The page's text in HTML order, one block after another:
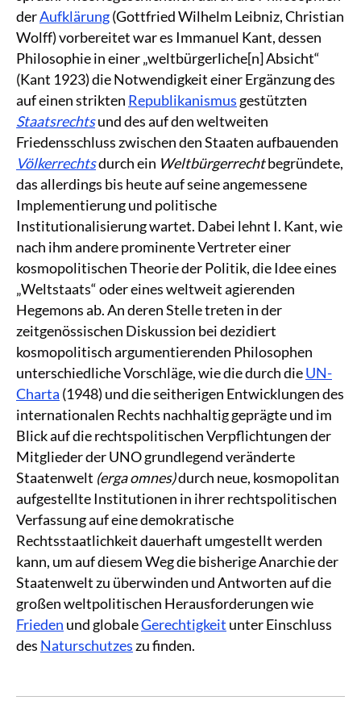
derAufklärung(Gottfried Wilhelm Leibniz, Christian
Wolff) vorbereitet war es Immanuel Kant, dessen
Philosophie in einer „weltbürgerliche[n] Absicht“
(Kant 1923) die Notwendigkeit einer Ergänzung des
auf einen strikten Republikanismus gestützten
Staatsrechtsund des auf den weltweiten
Friedensschluss zwischen den Staaten aufbauenden
Völkerrechtsdurch ein Weltbürgerrechtbegründete,
das allerdings bis heute auf seine angemessene
Implementierung und politische
Institutionalisierung wartet. Dabei lehnt I. Kant, wie
nach ihm andere prominente Vertreter einer
kosmopolitischen Theorie der Politik, die Idee eines
„Weltstaats“ oder eines weltweit agierenden
Hegemons ab. An deren Stelle treten in der
zeitgenössischen Diskussion bei dezidiert
kosmopolitisch argumentierenden Philosophen
unterschiedliche Vorschläge, wie die durch dieUN-
Charta (1948) und die seitherigen Entwicklungen des
internationalen Rechts nachhaltig geprägte und im
Blick auf die rechtspolitischen Verpflichtungen der
Mitglieder der UNO grundlegend veränderte
Staatenwelt (erga omnes)durch neue, kosmopolitan
aufgestellte Institutionen in ihrer rechtspolitischen
Verfassung auf eine demokratische
Rechtsstaatlichkeit dauerhaft umgestellt werden
kann, um auf diesem Weg die bisherige Anarchie der
Staatenwelt zu überwinden und Antworten auf die
großen weltpolitischen Herausforderungen wie
Frieden und globaleGerechtigkeit unter Einschluss
des Naturschutzeszu finden.